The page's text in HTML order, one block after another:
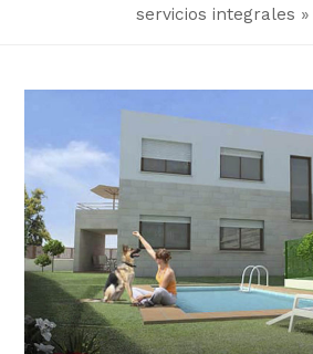
servicios integrales »